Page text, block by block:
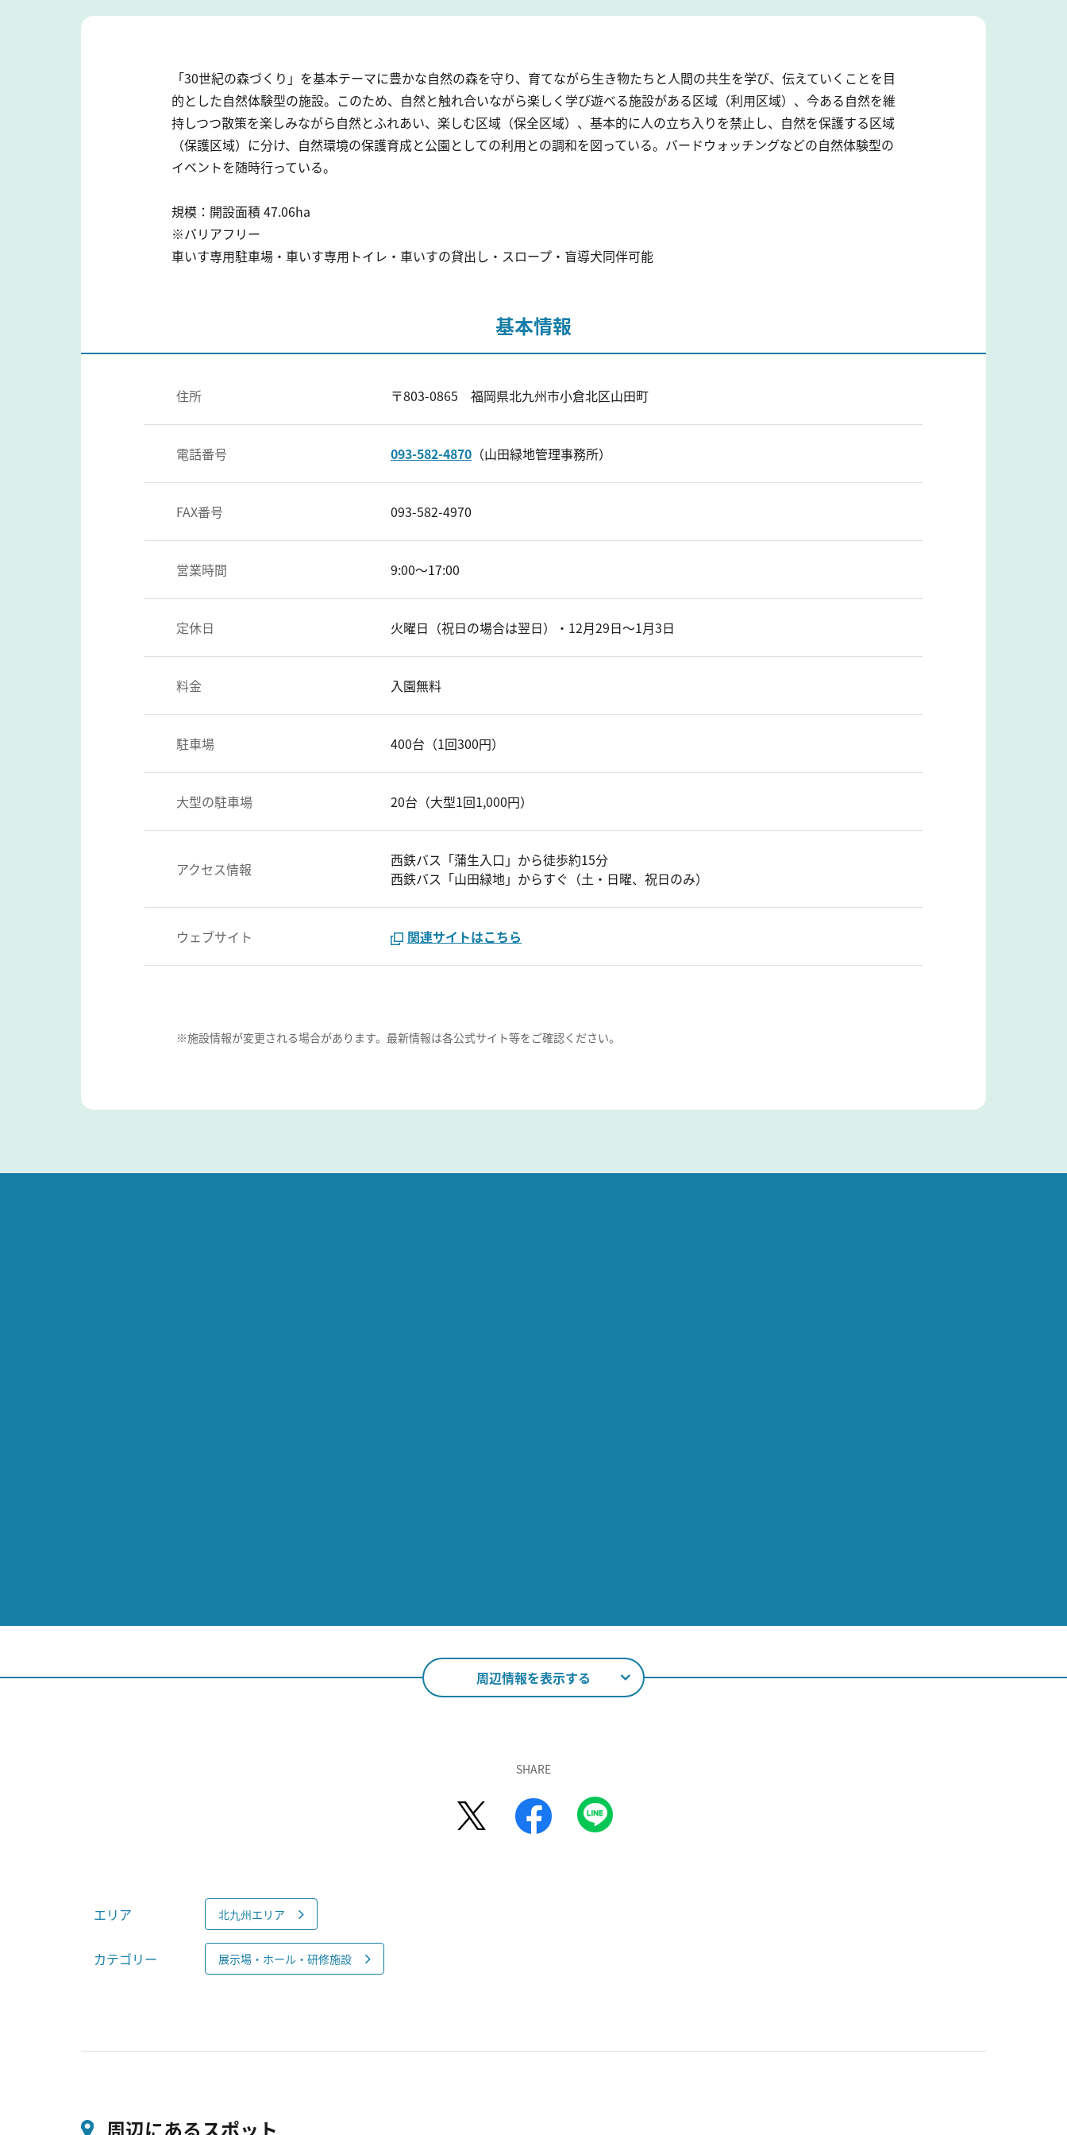
「30世紀の森づくり」を基本テーマに豊かな自然の森を守り、育てながら生き物たちと人間の共生を学び、伝えていくことを目
的とした自然体験型の施設。このため、自然と触れ合いながら楽しく学び遊べる施設がある区域（利用区域）、今ある自然を維
持しつつ散策を楽しみながら自然とふれあい、楽しむ区域（保全区域）、基本的に人の立ち入りを禁止し、自然を保護する区域
（保護区域）に分け、自然環境の保護育成と公園としての利用との調和を図っている。バードウォッチングなどの自然体験型の
イベントを随時行っている。
規模：開設面積 47.06ha
※バリアフリー
車いす専用駐車場・車いす専用トイレ・車いすの貸出し・スロープ・盲導犬同伴可能
基本情報
住所 〒803-0865 福岡県北九州市小倉北区山田町
電話番号 093-582-4870 （山田緑地管理事務所）
FAX番号 093-582-4970
営業時間 9:00～17:00
定休日 火曜日（祝日の場合は翌日）・12月29日～1月3日
料金 入園無料
駐車場 400台（1回300円）
大型の駐車場 20台（大型1回1,000円）
アクセス情報
西鉄バス「蒲生入口」から徒歩約15分
西鉄バス「山田緑地」からすぐ（土・日曜、祝日のみ）
ウェブサイト 関連サイトはこちら
※施設情報が変更される場合があります。最新情報は各公式サイト等をご確認ください。
周辺情報を表示する
SHARE
エリア 北九州エリア
カテゴリー 展示場・ホール・研修施設
周辺にあるスポット